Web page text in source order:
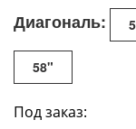
Диагональ:
58"
Под заказ: